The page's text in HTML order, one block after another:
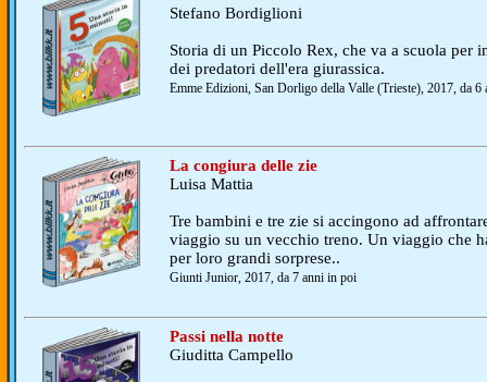
Stefano Bordiglioni
Storia di un Piccolo Rex, che va a scuola per
dei predatori dell'era giurassica.
Emme Edizioni, San Dorligo della Valle (Trieste), 2017, da 6
La congiura delle zie
Luisa Mattia
Tre bambini e tre zie si accingono ad
viaggio su un vecchio treno. Un viaggio che
per loro grandi sorprese..
Giunti Junior, 2017, da 7 anni in poi
Passi nella notte
Giuditta Campello